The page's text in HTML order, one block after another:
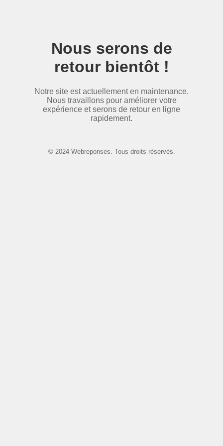
Nous serons de
retour bientôt !
Notre site est actuellement en maintenance.
Nous travaillons pour améliorer votre
expérience et serons de retour en ligne
rapidement.
© 2024 Webreponses. Tous droits réservés.